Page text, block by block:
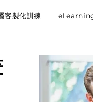
客製化訓練